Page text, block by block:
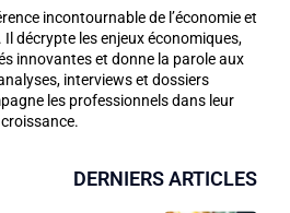
incontournable de l’économie et
Il décrypte les enjeux économiques,
innovantes et donne la parole aux
interviews et dossiers
les professionnels dans leur
DERNIERS ARTICLES